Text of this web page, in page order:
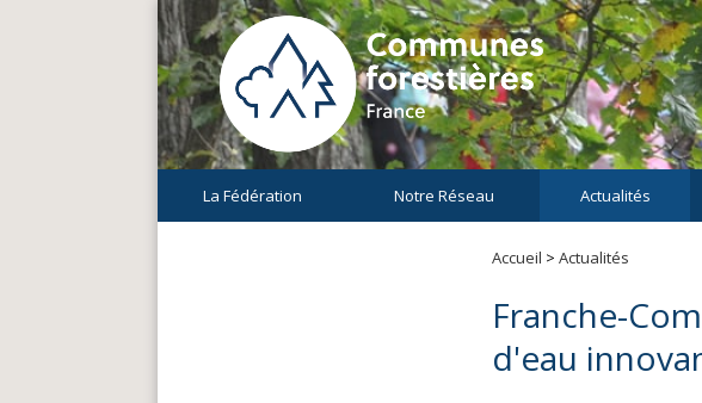
La Fédération Notre Réseau Actualités
Accueil > Actualités
Franche-
d'eau